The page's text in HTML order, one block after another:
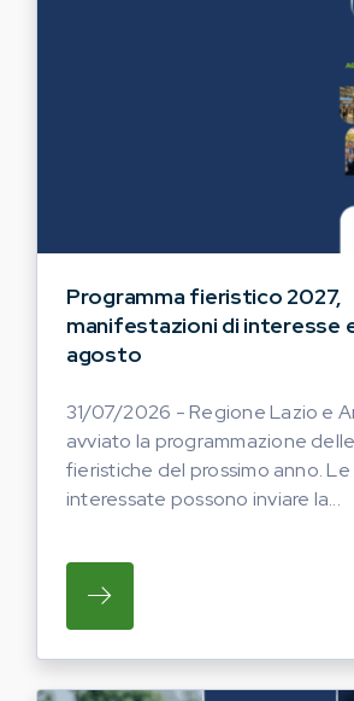
Programma fieristico 2027,
manifestazioni di interesse
agosto
31/07/2026 - Regione Lazio e
avviato la programmazione
fieristiche del prossimo anno.
interessate possono inviare la...
SU REGIONE LAZIO E